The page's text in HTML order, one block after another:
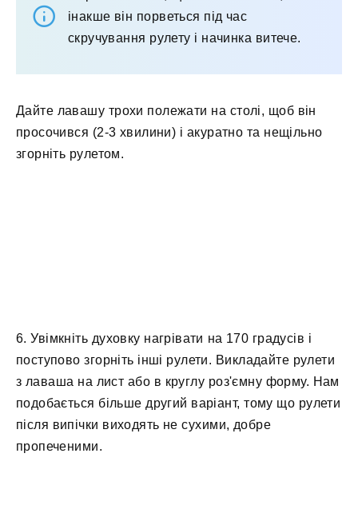
інакше він порветься під час
скручування рулету і начинка витече.
Дайте лавашу трохи полежати на столі, щоб він
просочився (2-3 хвилини) і акуратно та нещільно
згорніть рулетом.
6. Увімкніть духовку нагрівати на 170 градусів і
поступово згорніть інші рулети. Викладайте рулети
з лаваша на лист або в круглу роз'ємну форму. Нам
подобається більше другий варіант, тому що рулети
після випічки виходять не сухими, добре
пропеченими.